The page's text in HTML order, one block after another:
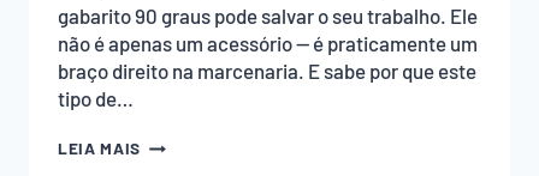
gabarito 90 graus pode salvar o seu trabalho. Ele
não é apenas um acessório — é praticamente um
braço direito na marcenaria. E sabe por que este
tipo de…
LEIA MAIS GABARITO